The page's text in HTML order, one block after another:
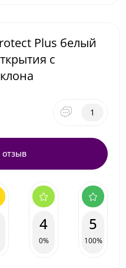
Plus белый
с
1
отзыв
4
0%
5
100%